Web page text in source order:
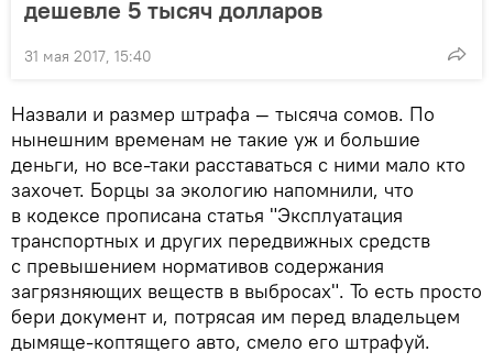
дешевле 5 тысяч долларов
31 мая 2017, 15:40
Назвали и размер штрафа — тысяча сомов. По
нынешним временам не такие уж и большие
деньги, но все-таки расставаться с ними мало кто
захочет. Борцы за экологию напомнили, что
в кодексе прописана статья "Эксплуатация
транспортных и других передвижных средств
с превышением нормативов содержания
загрязняющих веществ в выбросах". То есть просто
бери документ и, потрясая им перед владельцем
дымяще-коптящего авто, смело его штрафуй.